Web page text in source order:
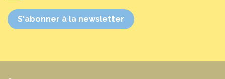
S'abonner à la newsletter